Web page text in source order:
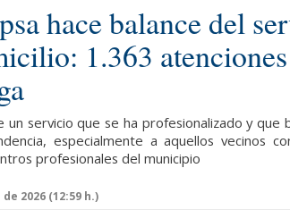
hace balance del
1.363
un servicio que se ha profesionalizado y que
especialmente a aquellos vecinos
profesionales del municipio
2026 (12:59 h.)